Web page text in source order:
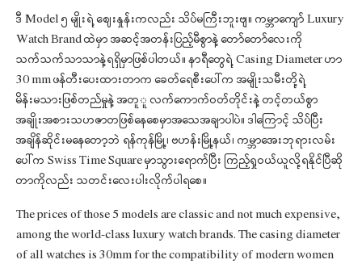
ဒီ Model ၅ မျိုးရဲ့ ဈေးနှုန်းကလည်း သိပ်မကြီးဘူးဗျ။ ကမ္ဘာကျော် Luxury
Watch Brand ထဲမှာ အဆင့်အတန်းပြည့်မီစွာနဲ့ တော်တော်လေးကို
သက်သက်သာသာနဲ့ရရှိမှာဖြစ်ပါတယ်။ နာရီတွေရဲ့ Casing Diameter ဟာ
30 mm ဖန်တီးပေးထားတာက ခေတ်ရေစီးပေါ်က အမျိုးသမီးတို့ရဲ့
မိန်းမသားဖြစ်တည်မှုနဲ့ အတူူ လက်ကောက်ဝတ်တိုင်းနဲ့ တင့်တယ်စွာ
အချိုးအစားသဟဇာတဖြစ်နေစေမှာအသေအချာပါပဲ။ ဒါကြောင့် သိပ်ပြီး
အချိန်ဆိုင်းမနေတော့ဘဲ ရန်ကုန်မြို့၊ ဗဟန်းမြို့နယ်၊ ကမ္ဘာအေးဘုရားလမ်း
ပေါ်က Swiss Time Square မှာသွားရောက်ပြီး ကြည့်ရှုဝယ်ယူလို့ရနိုင်ပြီဆို
တာကိုလည်း သတင်းလေးပါးလိုက်ပါရစေ။
The prices of those 5 models are classic and not much expensive,
among the world-class luxury watch brands. The casing diameter
of all watches is 30mm for the compatibility of modern women